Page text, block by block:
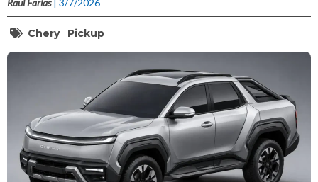
Raul Farias | 3/7/2026
Chery Pickup